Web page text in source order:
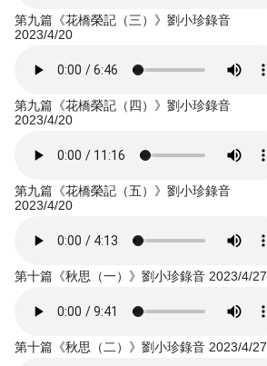
第九篇《花橋榮記（三）》劉小珍錄音
2023/4/20
第九篇《花橋榮記（四）》劉小珍錄音
2023/4/20
第九篇《花橋榮記（五）》劉小珍錄音
2023/4/20
第十篇《秋思（一）》劉小珍錄音 2023/4/27
第十篇《秋思（二）》劉小珍錄音 2023/4/27